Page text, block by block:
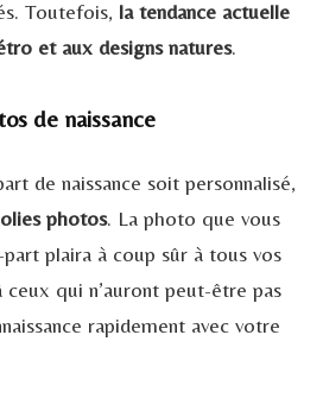
Toutefois, la tendance actuelle
et aux designs natures.
de naissance
de naissance soit personnalisé,
photos. La photo que vous
plaira à coup sûr à tous vos
qui n’auront peut-être pas
rapidement avec votre